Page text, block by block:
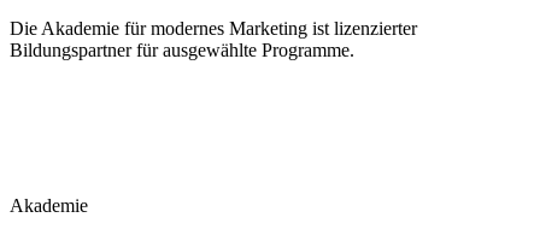
Die Akademie für modernes Marketing ist lizenzierter
Bildungspartner für ausgewählte Programme.
Akademie